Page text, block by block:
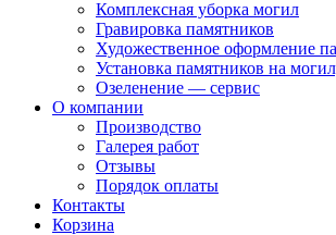
Комплексная уборка могил
Гравировка памятников
Художественное оформление
Установка памятников на
Озеленение — сервис
О компании
Производство
Галерея работ
Отзывы
Порядок оплаты
Контакты
Корзина